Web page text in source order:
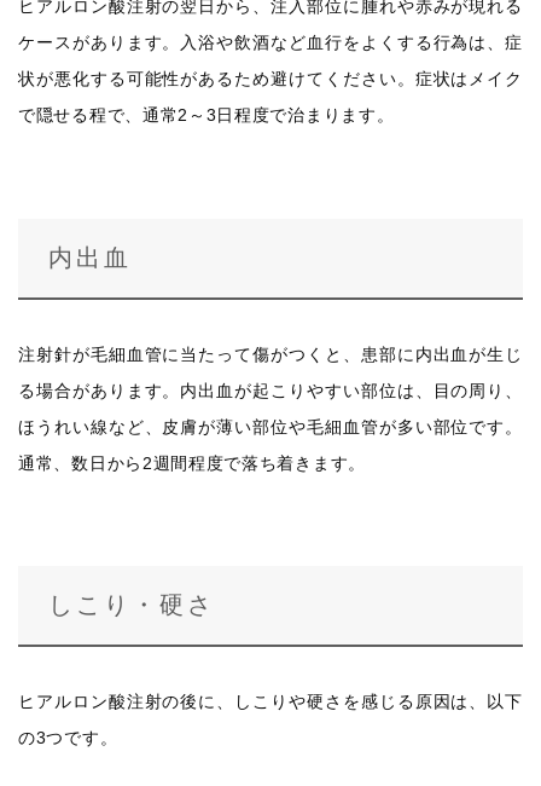
ヒアルロン酸注射の翌日から、注入部位に腫れや赤みが現れる
ケースがあります。入浴や飲酒など血行をよくする行為は、症
状が悪化する可能性があるため避けてください。症状はメイク
で隠せる程で、通常2～3日程度で治まります。
内出血
注射針が毛細血管に当たって傷がつくと、患部に内出血が生じ
る場合があります。内出血が起こりやすい部位は、目の周り、
ほうれい線など、皮膚が薄い部位や毛細血管が多い部位です。
通常、数日から2週間程度で落ち着きます。
しこり・硬さ
ヒアルロン酸注射の後に、しこりや硬さを感じる原因は、以下
の3つです。